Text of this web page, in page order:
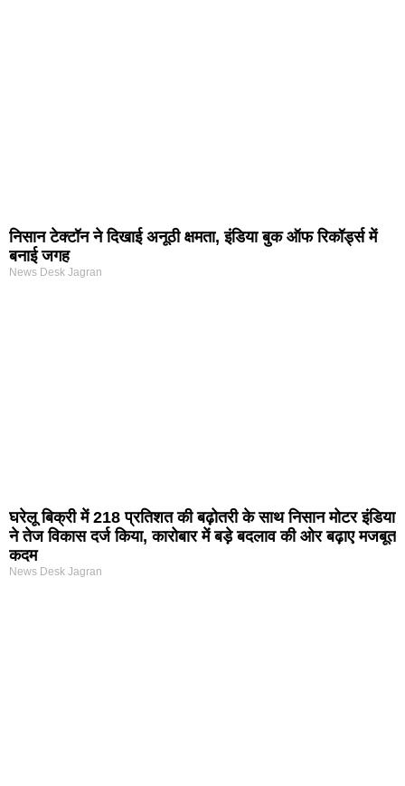
निसान टेक्टॉन ने दिखाई अनूठी क्षमता, इंडिया बुक ऑफ रिकॉर्ड्स में
बनाई जगह
News Desk Jagran
घरेलू बिक्री में 218 प्रतिशत की बढ़ोतरी के साथ निसान मोटर इंडिया
ने तेज विकास दर्ज किया, कारोबार में बड़े बदलाव की ओर बढ़ाए मजबूत
कदम
News Desk Jagran